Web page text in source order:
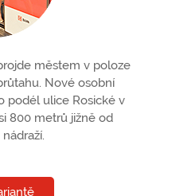
městem v poloze
Nové osobní
podél ulice Rosické v
800 metrů jižně od